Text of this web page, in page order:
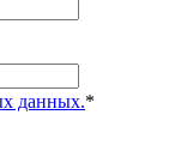
данных.*